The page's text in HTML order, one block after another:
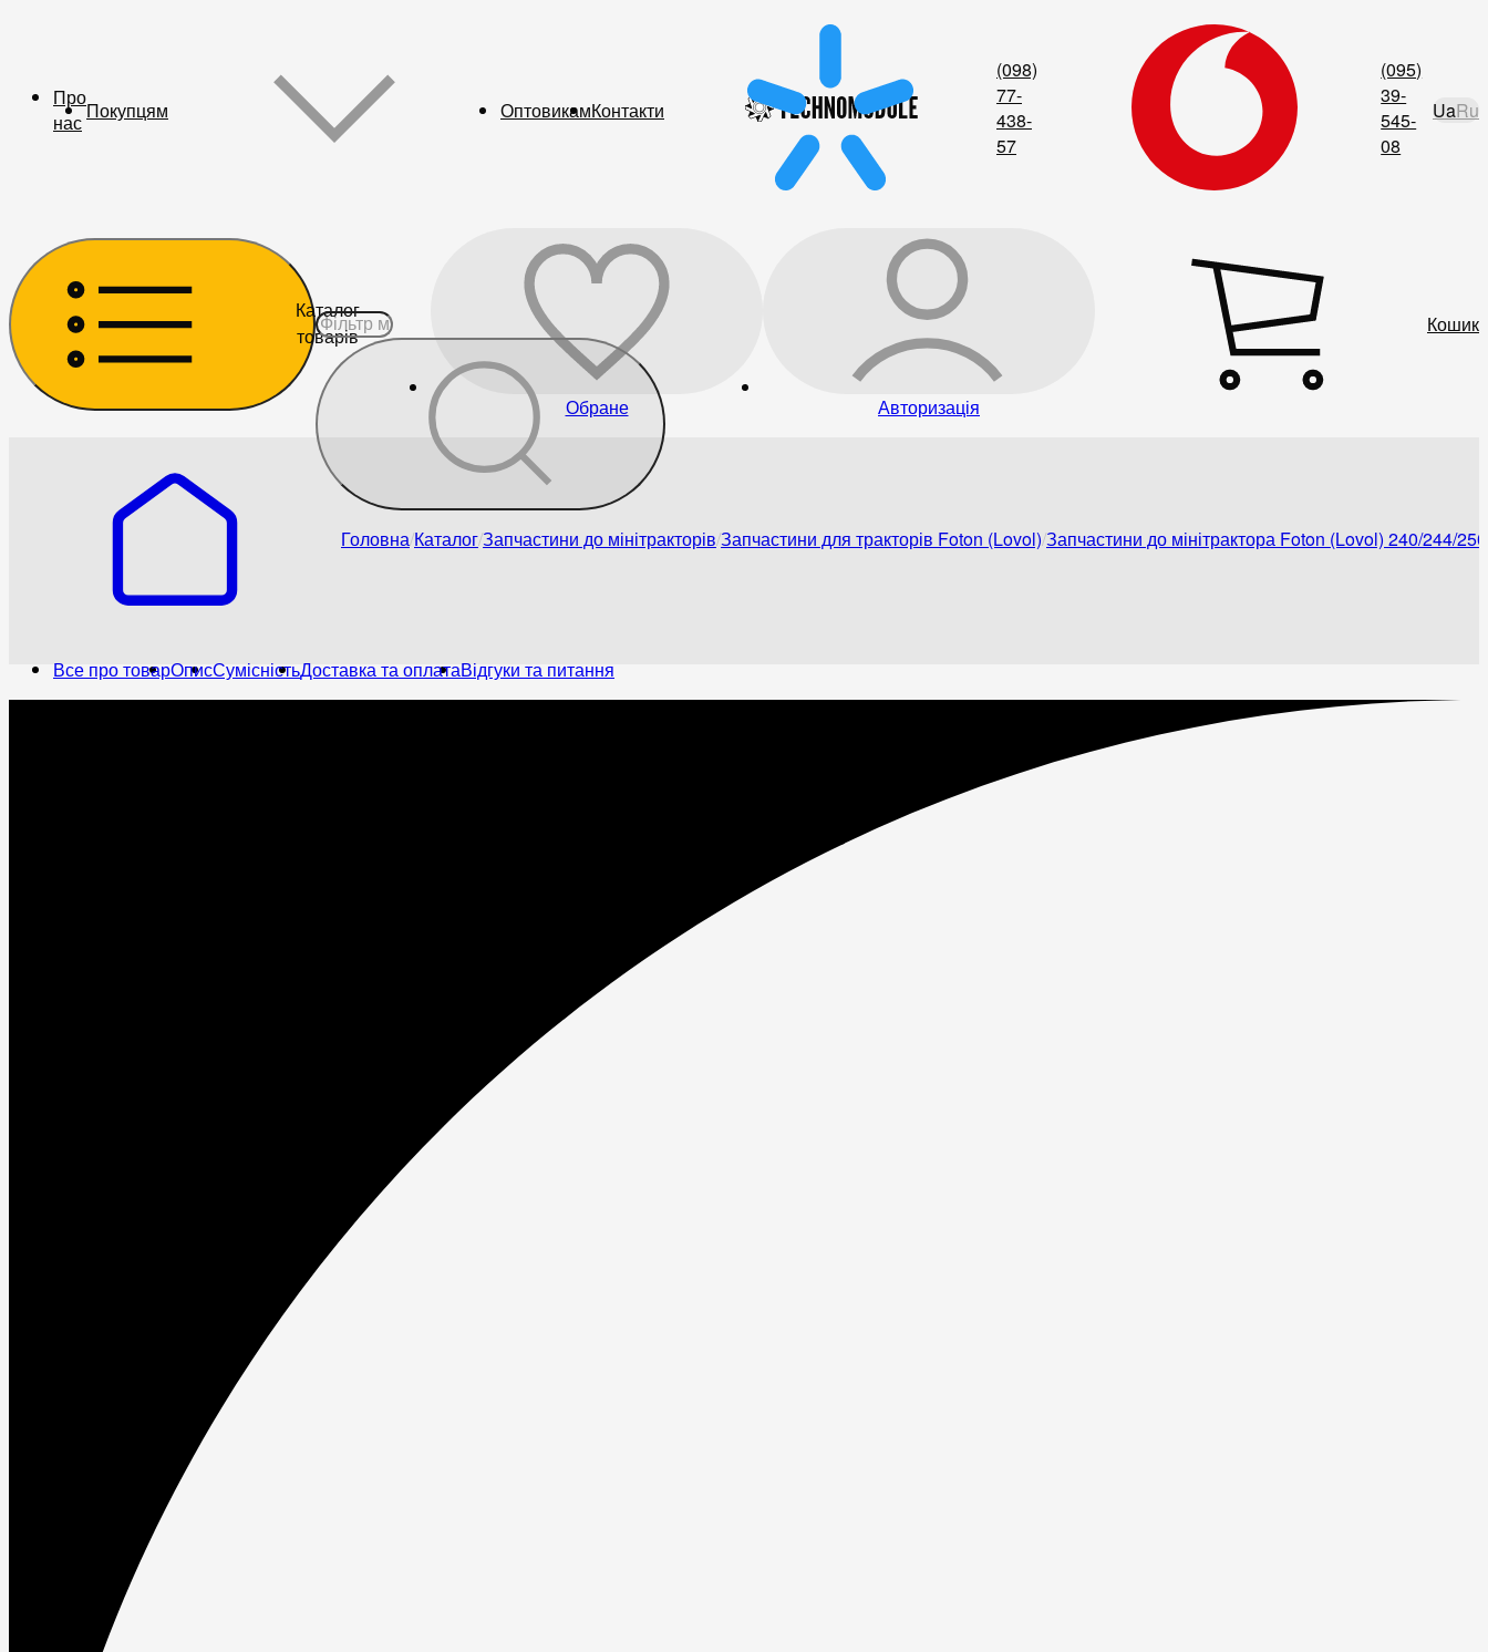
Про
нас Покупцям ОптовикамКонтакти
(098)
77-
438-
57
(095)
39-
545-
08
UaRu
Каталог
товарів
Обране Авторизація
Кошик
Головна КаталогЗапчастини до мінітракторів Запчастини для тракторів Foton (Lovol) Запчастини до мінітрактора Foton (Lovol) 240/244/
Все про товарОписСумісністьДоставка та оплатаВідгуки та питання